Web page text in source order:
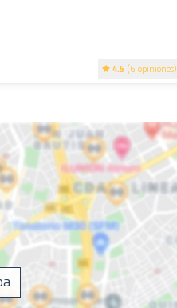
4.5 (6 opiniones)